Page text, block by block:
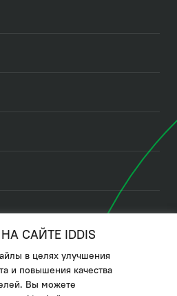
использования файлов cookies
обработки ПДн
САЙТЕ IDDIS
в целях улучшения
и повышения качества
Вы можете